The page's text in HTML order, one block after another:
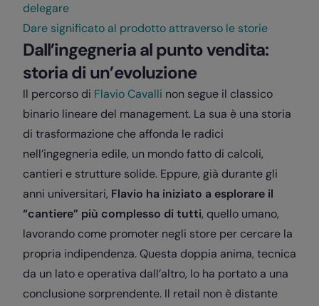
delegare
Dare significato al prodotto attraverso le storie
Dall’ingegneria al punto vendita:
storia di un’evoluzione
Il percorso di Flavio Cavalli non segue il classico
binario lineare del management. La sua è una storia
di trasformazione che affonda le radici
nell’ingegneria edile, un mondo fatto di calcoli,
cantieri e strutture solide. Eppure, già durante gli
anni universitari, Flavio ha iniziato a esplorare il
“cantiere” più complesso di tutti, quello umano,
lavorando come promoter negli store per cercare la
propria indipendenza. Questa doppia anima, tecnica
da un lato e operativa dall’altro, lo ha portato a una
conclusione sorprendente. Il retail non è distante